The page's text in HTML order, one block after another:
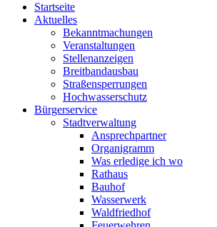
Startseite
Aktuelles
Bekanntmachungen
Veranstaltungen
Stellenanzeigen
Breitbandausbau
Straßensperrungen
Hochwasserschutz
Bürgerservice
Stadtverwaltung
Ansprechpartner
Organigramm
Was erledige ich wo
Rathaus
Bauhof
Wasserwerk
Waldfriedhof